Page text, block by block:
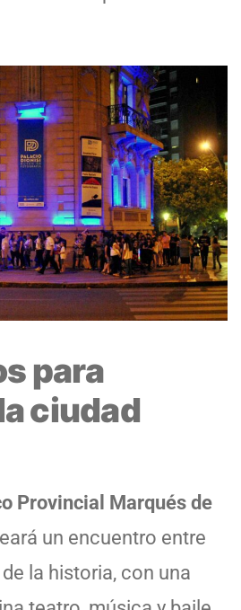
para
ciudad
Provincial Marqués de
un encuentro entre
la historia, con una